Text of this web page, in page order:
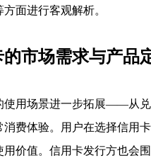
面进行客观解析。
市场需求与产品
使用场景进一步拓展——从
费体验。用户在选择信用
价值。信用卡发行方也会